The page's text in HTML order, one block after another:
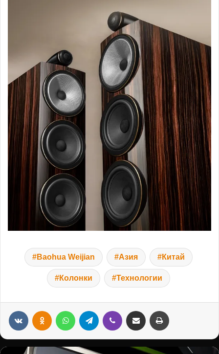
Baohua Weijian Азия Китай
Колонки Технологии
VKontakteOdnoklassniki
WhatsApp Telegram Viber Переслать на e-mail